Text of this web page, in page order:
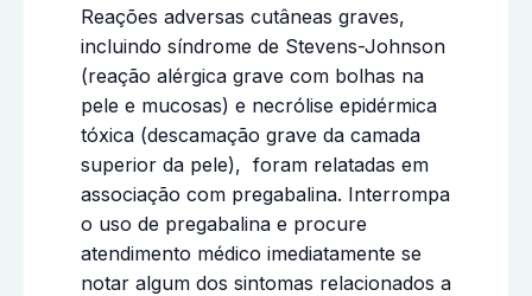
Reações adversas cutâneas graves,
incluindo síndrome de Stevens-Johnson
(reação alérgica grave com bolhas na
pele e mucosas) e necrólise epidérmica
tóxica (descamação grave da camada
superior da pele), foram relatadas em
associação com pregabalina. Interrompa
o uso de pregabalina e procure
atendimento médico imediatamente se
notar algum dos sintomas relacionados a